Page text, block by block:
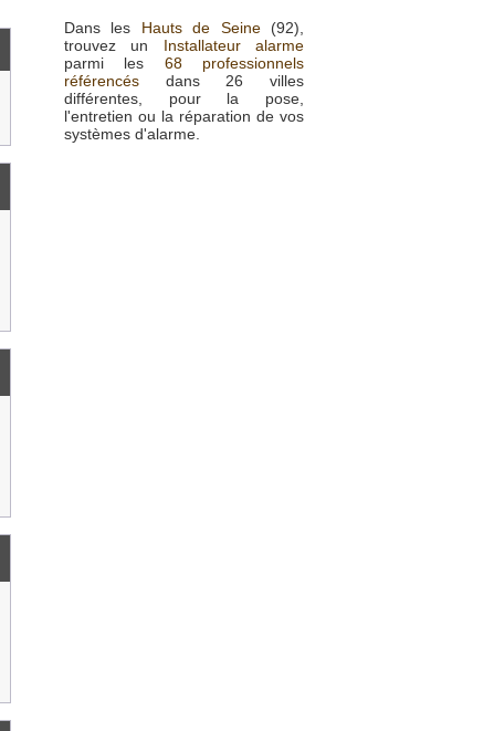
Dans les Hauts de Seine(92),
trouvez un Installateur alarme
parmi les 68 professionnels
référencés dans 26 villes
différentes, pour la pose,
l'entretien ou la réparation de vos
systèmes d'alarme.